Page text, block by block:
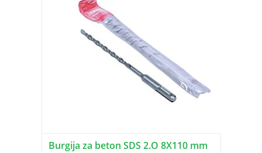
Burgija za beton SDS 2.O 8X110 mm